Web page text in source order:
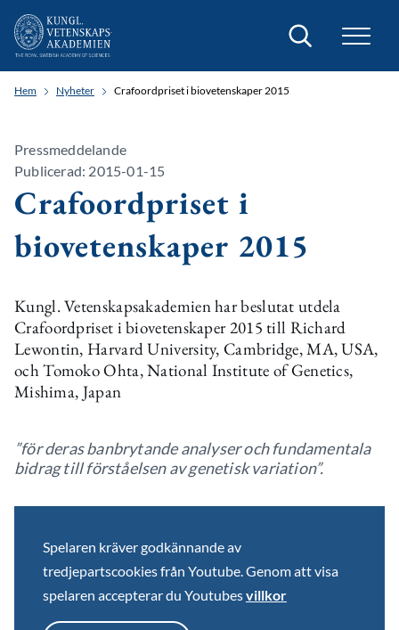
Sök
Hem Nyheter Crafoordpriset i biovetenskaper 2015
Pressmeddelande
Publicerad: 2015-01-15
Crafoordpriset i
biovetenskaper 2015
Kungl. Vetenskapsakademien har beslutat utdela
Crafoordpriset i biovetenskaper 2015 till Richard
Lewontin, Harvard University, Cambridge, MA, USA,
och Tomoko Ohta, National Institute of Genetics,
Mishima, Japan
”för deras banbrytande analyser och fundamentala
bidrag till förståelsen av genetisk variation”.
Spelaren kräver godkännande av
tredjepartscookies från Youtube. Genom att visa
spelaren accepterar du Youtubesvillkor